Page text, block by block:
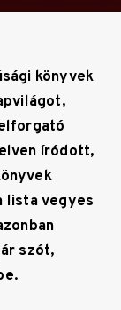
könyvek
íródott,
lista vegyes
szót,